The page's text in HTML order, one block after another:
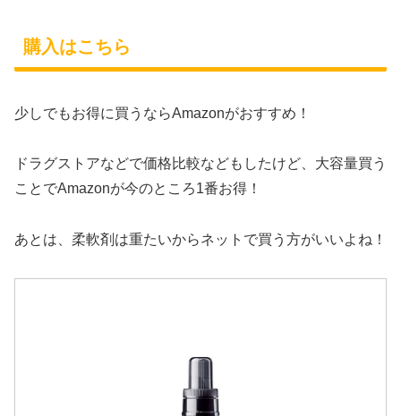
購入はこちら
少しでもお得に買うならAmazonがおすすめ！
ドラグストアなどで価格比較などもしたけど、大容量買う
ことでAmazonが今のところ1番お得！
あとは、柔軟剤は重たいからネットで買う方がいいよね！